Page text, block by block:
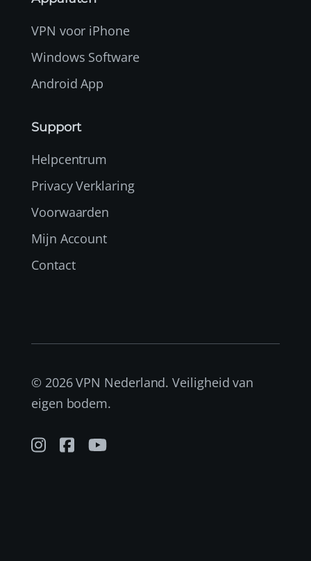
VPN voor iPhone
Windows Software
Android App
Support
Helpcentrum
Privacy Verklaring
Voorwaarden
Mijn Account
Contact
© 2026 VPN Nederland. Veiligheid van
eigen bodem.